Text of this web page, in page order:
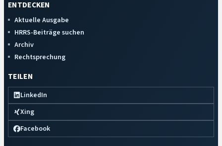
ENTDECKEN
Aktuelle Ausgabe
HRRS-Beiträge suchen
Archiv
Rechtsprechung
TEILEN
LinkedIn
Xing
Facebook